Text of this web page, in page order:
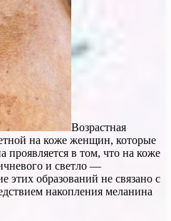
Возрастная
на коже женщин, которые
проявляется в том, что на коже
и светло —
этих образований не связано с
накопления меланина